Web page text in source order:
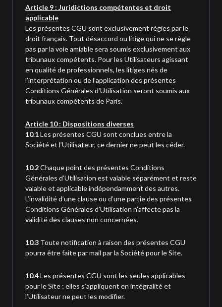
Article 9 : Juridictions compétentes et droit
applicable
Les présentes CGU sont exclusivement régies par le
droit français. Tout désaccord ou litige qui ne se règle
pas par la voie amiable sera soumis exclusivement aux
tribunaux compétents. Pour les Utilisateurs agissant
en qualité de professionnels, les litiges nés de
l’interprétation ou de l’application des présentes
Conditions Générales d’Utilisation seront soumis aux
tribunaux compétents de Paris.
Article 10 : Dispositions diverses
10.1Les présentes CGU sont conclues entre la
Société et l’Utilisateur, ce dernier ne peut les céder.
10.2Chaque point des présentes Conditions
Générales d’Utilisation est valable séparément et reste
valable et applicable indépendamment des autres.
L’invalidité d’une clause ou d’une partie des présentes
Conditions Générales d’Utilisation n’affecte pas la
validité des clauses non concernées.
10.3 Toute notification à raison des présentes CGU
pourra être faite par mail par la Société pour le Site.
10.4Les présentes CGU sont les seules applicables
pour le Site ; elles s’appliquent en intégralité et
l’Utilisateur ne peut les modifier.